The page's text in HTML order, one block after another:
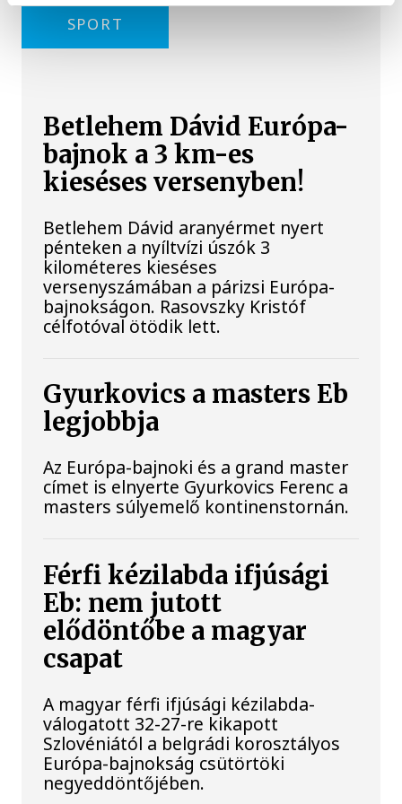
SPORT
Betlehem Dávid Európa-
bajnok a 3 km-es
kieséses versenyben!
Betlehem Dávid aranyérmet nyert
pénteken a nyíltvízi úszók 3
kilométeres kieséses
versenyszámában a párizsi Európa-
bajnokságon. Rasovszky Kristóf
célfotóval ötödik lett.
Gyurkovics a masters Eb
legjobbja
Az Európa-bajnoki és a grand master
címet is elnyerte Gyurkovics Ferenc a
masters súlyemelő kontinenstornán.
Férfi kézilabda ifjúsági
Eb: nem jutott
elődöntőbe a magyar
csapat
A magyar férfi ifjúsági kézilabda-
válogatott 32-27-re kikapott
Szlovéniától a belgrádi korosztályos
Európa-bajnokság csütörtöki
negyeddöntőjében.